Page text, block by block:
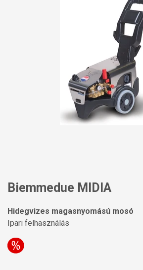
Biemmedue MIDIA
Hidegvizes magasnyomású mosó
Ipari felhasználás